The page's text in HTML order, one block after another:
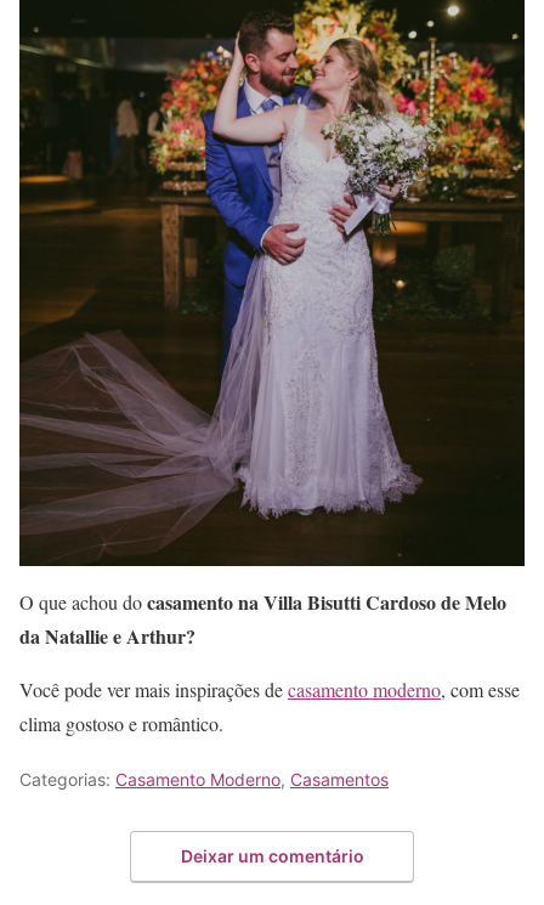
O que achou docasamento na Villa Bisutti Cardoso de Melo
da Natallie e Arthur?
Você pode ver mais inspirações decasamento moderno, com esse
clima gostoso e romântico.
Categorias: Casamento Moderno, Casamentos
Deixar um comentário